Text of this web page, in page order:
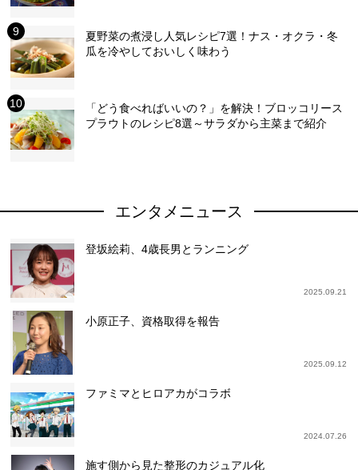
夏野菜の煮浸し人気レシピ7選！ナス・オクラ・冬
瓜を冷やしておいしく味わう
「どう食べればいいの？」を解決！ブロッコリース
プラウトのレシピ8選～サラダから主菜まで紹介
エンタメニュース
登坂絵莉、4歳長男とランニング
2025.09.21
小原正子、資格取得を報告
2025.09.12
ファミマとヒロアカがコラボ
2024.07.26
施す側から見た整形のカジュアル化